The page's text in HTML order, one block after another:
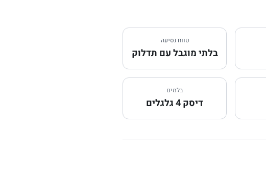
טווח נסיעה
בלתי מוגבל עם תדלוק
בלמים
דיסק 4 גלגלים